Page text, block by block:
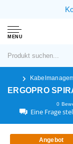
MENU
ERGOPRO
0
Eine Frage
Angebot